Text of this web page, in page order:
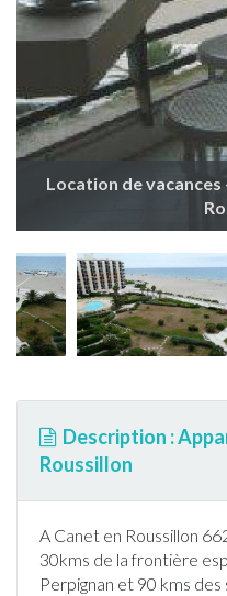
Location de
Description :
Roussillon
A Canet en Roussillon
30kms de la frontière
Perpignan et 90 kms